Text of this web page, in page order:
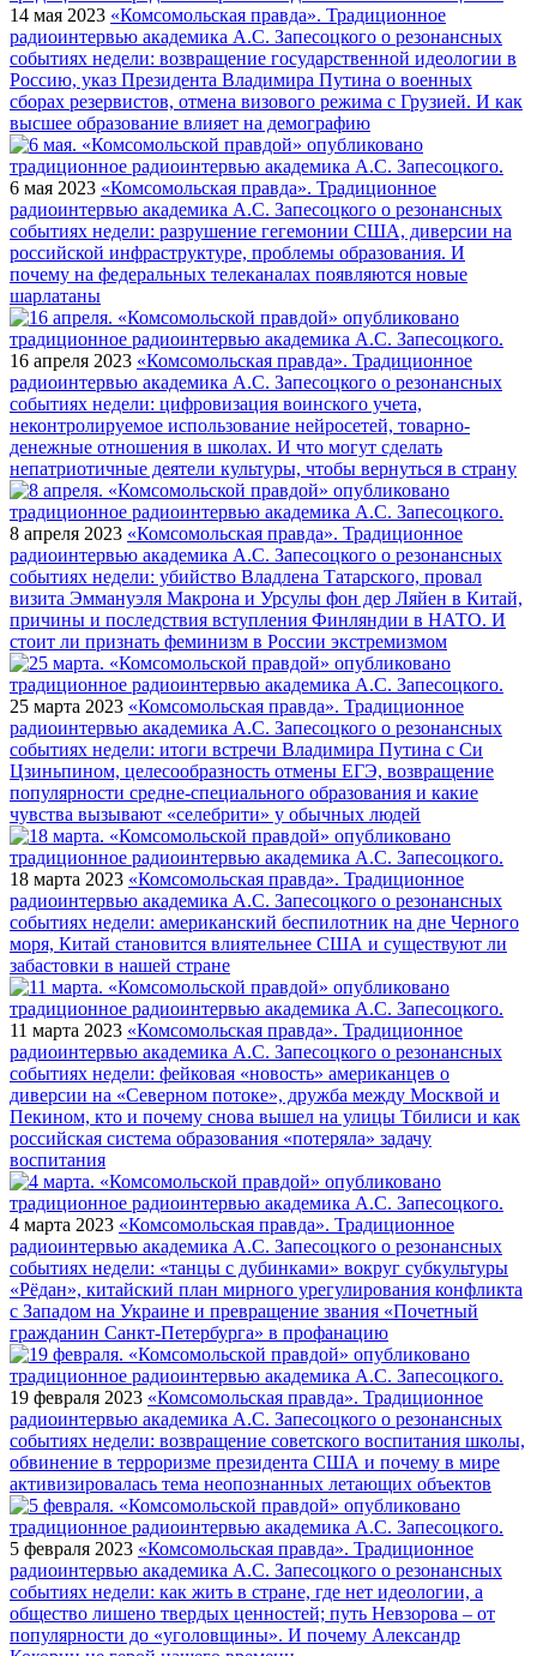
14 мая 2023 «Комсомольская правда». Традиционное
радиоинтервью академика А.С. Запесоцкого о резонансных
событиях недели: возвращение государственной идеологии в
Россию, указ Президента Владимира Путина о военных
сборах резервистов, отмена визового режима с Грузией. И как
высшее образование влияет на демографию
6 мая 2023 «Комсомольская правда». Традиционное
радиоинтервью академика А.С. Запесоцкого о резонансных
событиях недели: разрушение гегемонии США, диверсии на
российской инфраструктуре, проблемы образования. И
почему на федеральных телеканалах появляются новые
шарлатаны
16 апреля 2023 «Комсомольская правда». Традиционное
радиоинтервью академика А.С. Запесоцкого о резонансных
событиях недели: цифровизация воинского учета,
неконтролируемое использование нейросетей, товарно-
денежные отношения в школах. И что могут сделать
непатриотичные деятели культуры, чтобы вернуться в страну
8 апреля 2023 «Комсомольская правда». Традиционное
радиоинтервью академика А.С. Запесоцкого о резонансных
событиях недели: убийство Владлена Татарского, провал
визита Эммануэля Макрона и Урсулы фон дер Ляйен в Китай,
причины и последствия вступления Финляндии в НАТО. И
стоит ли признать феминизм в России экстремизмом
25 марта 2023 «Комсомольская правда». Традиционное
радиоинтервью академика А.С. Запесоцкого о резонансных
событиях недели: итоги встречи Владимира Путина с Си
Цзиньпином, целесообразность отмены ЕГЭ, возвращение
популярности средне-специального образования и какие
чувства вызывают «селебрити» у обычных людей
18 марта 2023 «Комсомольская правда». Традиционное
радиоинтервью академика А.С. Запесоцкого о резонансных
событиях недели: американский беспилотник на дне Черного
моря, Китай становится влиятельнее США и существуют ли
забастовки в нашей стране
11 марта 2023 «Комсомольская правда». Традиционное
радиоинтервью академика А.С. Запесоцкого о резонансных
событиях недели: фейковая «новость» американцев о
диверсии на «Северном потоке», дружба между Москвой и
Пекином, кто и почему снова вышел на улицы Тбилиси и как
российская система образования «потеряла» задачу
воспитания
4 марта 2023 «Комсомольская правда». Традиционное
радиоинтервью академика А.С. Запесоцкого о резонансных
событиях недели: «танцы с дубинками» вокруг субкультуры
«Рёдан», китайский план мирного урегулирования конфликта
с Западом на Украине и превращение звания «Почетный
гражданин Санкт-Петербурга» в профанацию
19 февраля 2023 «Комсомольская правда». Традиционное
радиоинтервью академика А.С. Запесоцкого о резонансных
событиях недели: возвращение советского воспитания школы,
обвинение в терроризме президента США и почему в мире
активизировалась тема неопознанных летающих объектов
5 февраля 2023 «Комсомольская правда». Традиционное
радиоинтервью академика А.С. Запесоцкого о резонансных
событиях недели: как жить в стране, где нет идеологии, а
общество лишено твердых ценностей; путь Невзорова – от
популярности до «уголовщины». И почему Александр